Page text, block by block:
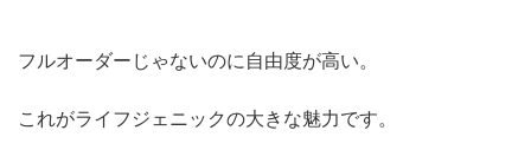
フルオーダーじゃないのに自由度が高い。
これがライフジェニックの大きな魅力です。